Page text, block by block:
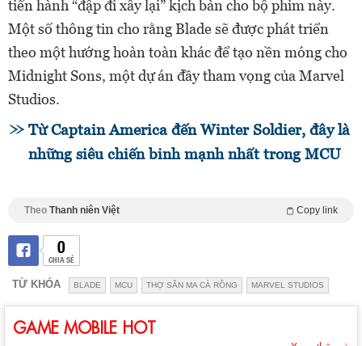
tiến hành “đập đi xây lại” kịch bản cho bộ phim này.
Một số thông tin cho rằng Blade sẽ được phát triển
theo một hướng hoàn toàn khác để tạo nền móng cho
Midnight Sons, một dự án đầy tham vọng của Marvel
Studios.
Từ Captain America đến Winter Soldier, đây là
những siêu chiến binh mạnh nhất trong MCU
Theo Thanh niên Việt Copy link
0
CHIA SẺ
TỪ KHÓA BLADE MCU THỢ SĂN MA CÀ RỒNG MARVEL STUDIOS
GAME MOBILE HOT